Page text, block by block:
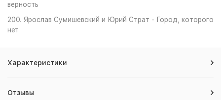
верность
200. Ярослав Сумишевский и Юрий Страт - Город, которого
нет
Характеристики
Отзывы